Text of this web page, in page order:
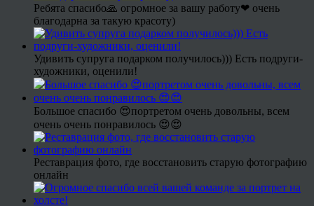
Ребята спасибо🙏 огромное за вашу работу❤ очень
благодарна за такую красоту)
Удивить супруга подарком получилось))) Есть подруги-
художники, оценили!
Большое спасибо 😍портретом очень довольны, всем
очень очень понравилось 😍😍
Реставрация фото, где восстановить старую фотографию
онлайн